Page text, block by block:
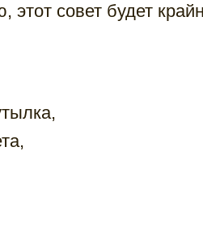
этот совет будет